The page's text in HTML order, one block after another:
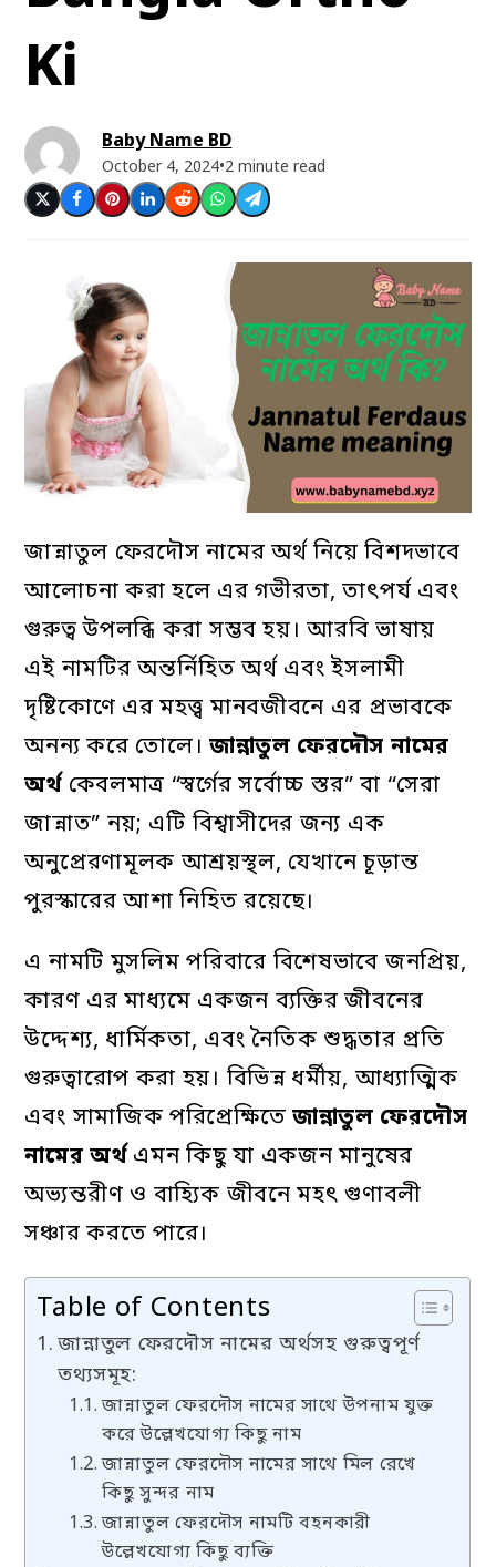
Ki
Baby Name BD
October 4, 2024•2 minute read
Post
on
Share
on
Share
on
Share
on
Post
on
Share
via
Share
via
জান্নাতুল ফেরদৌস নামের অর্থ নিয়ে বিশদভাবে
আলোচনা করা হলে এর গভীরতা, তাৎপর্য এবং
গুরুত্ব উপলব্ধি করা সম্ভব হয়। আরবি ভাষায়
এই নামটির অন্তর্নিহিত অর্থ এবং ইসলামী
দৃষ্টিকোণে এর মহত্ত্ব মানবজীবনে এর প্রভাবকে
অনন্য করে তোলে।জান্নাতুল ফেরদৌস নামের
অর্থকেবলমাত্র “স্বর্গের সর্বোচ্চ স্তর” বা “সেরা
জান্নাত” নয়; এটি বিশ্বাসীদের জন্য এক
অনুপ্রেরণামূলক আশ্রয়স্থল, যেখানে চূড়ান্ত
পুরস্কারের আশা নিহিত রয়েছে।
এ নামটি মুসলিম পরিবারে বিশেষভাবে জনপ্রিয়,
কারণ এর মাধ্যমে একজন ব্যক্তির জীবনের
উদ্দেশ্য, ধার্মিকতা, এবং নৈতিক শুদ্ধতার প্রতি
গুরুত্বারোপ করা হয়। বিভিন্ন ধর্মীয়, আধ্যাত্মিক
এবং সামাজিক পরিপ্রেক্ষিতেজান্নাতুল ফেরদৌস
নামেরঅর্থএমন কিছু যা একজন মানুষের
অভ্যন্তরীণ ও বাহ্যিক জীবনে মহৎ গুণাবলী
সঞ্চার করতে পারে।
Table of Contents
জান্নাতুল ফেরদৌস নামের অর্থসহ গুরুত্বপূর্ণ
তথ্যসমূহ:
জান্নাতুল ফেরদৌস নামের সাথে উপনাম যুক্ত
করে উল্লেখযোগ্য কিছু নাম
জান্নাতুল ফেরদৌস নামের সাথে মিল রেখে
কিছু সুন্দর নাম
জান্নাতুল ফেরদৌস নামটি বহনকারী
উল্লেখযোগ্য কিছু ব্যক্তি